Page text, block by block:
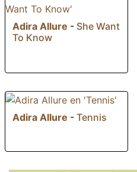
Adira Allure - She Want
To Know
Adira Allure - Tennis